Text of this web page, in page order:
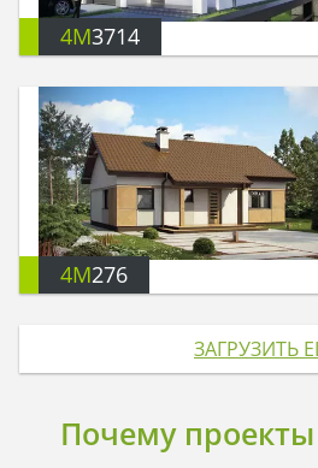
4M3714
4M276
ЗАГРУЗИТЬ
Почему